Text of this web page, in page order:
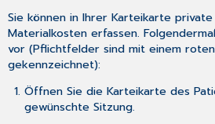
Sie können in Ihrer Karteikarte
Materialkosten erfassen.
vor (Pflichtfelder sind mit einem
gekennzeichnet):
Öffnen Sie die Karteikarte des
gewünschte Sitzung.